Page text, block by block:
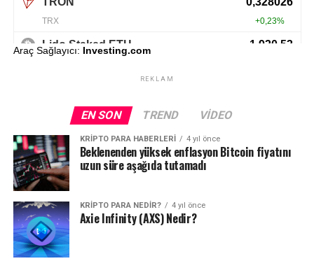
Araç Sağlayıcı: Investing.com
REKLAM
EN SON TREND VIDEO
KRIPTO PARA HABERLERI 4 yıl önce
Beklenenden yüksek enflasyon Bitcoin fiyatını
uzun süre aşağıda tutamadı
KRIPTO PARA NEDIR? 4 yıl önce
Axie Infinity (AXS) Nedir?